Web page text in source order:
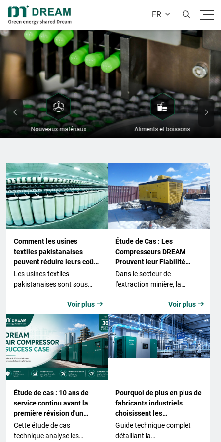
FR  
Nouveaux matériaux Aliments et boissons
Comment les usines
textiles pakistanaises
peuvent réduire leurs coûts
énergétiques avec les
compresseurs à vis deux
Les usines textiles
pakistanaises sont sous
des coûts de l'énergie. Ce
guide explique pourquoi les
compresseurs à vis deux
étages offrent une solution
concrète pour réduire la
consommation électrique
dans les filatures, tissages
et teintureries, tout en
maintenant la production.
Voir plus 
Étude de Cas : Les
Compresseurs DREAM
Prouvent leur Fiabilité
Unique en Milieu Minier
Extrême
Dans le secteur de
l'extraction minière, la
facteur clé de la rentabilité.
Cette étude de cas examine
les performances réelles
d'un parc de compresseurs
de chantier diesel à vis
DMCY-38/20K de Dream
les plus rigoureux du globe.
Voir plus 
Étude de cas : 10 ans de
service continu avant la
première révision d'un
compresseur d'air
Cette étude de cas
technique analyse les
Pourquoi de plus en plus de
fabricants industriels
choisissent les
compresseurs d’air à vis
sans huile à sec
Guide technique complet
détaillant la